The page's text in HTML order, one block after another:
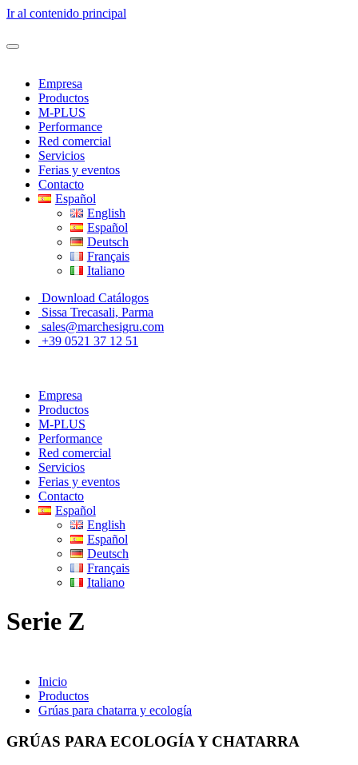
Ir al contenido principal
Empresa
Productos
M-PLUS
Performance
Red comercial
Servicios
Ferias y eventos
Contacto
Español
English
Español
Deutsch
Français
Italiano
Download Catálogos
Sissa Trecasali, Parma
sales@marchesigru.com
+39 0521 37 12 51
Empresa
Productos
M-PLUS
Performance
Red comercial
Servicios
Ferias y eventos
Contacto
Español
English
Español
Deutsch
Français
Italiano
Serie Z
Inicio
Productos
Grúas para chatarra y ecología
GRÚAS PARA ECOLOGÍA Y CHATARRA